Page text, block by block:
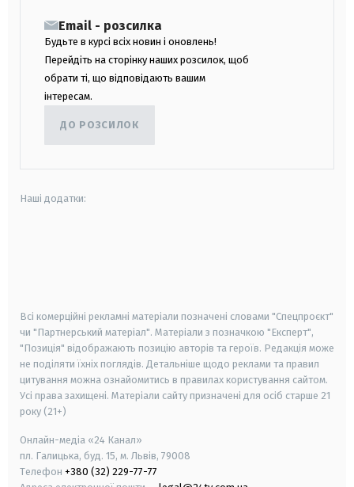
Email - розсилка
Будьте в курсі всіх новин і оновлень!
Перейдіть на сторінку наших розсилок, щоб
обрати ті, що відповідають вашим
інтересам.
ДО РОЗСИЛОК
Наші додатки:
Всі комерційні рекламні матеріали позначені словами "Спецпроєкт"
чи "Партнерський матеріал". Матеріали з позначкою "Експерт",
"Позиція" відображають позицію авторів та героїв. Редакція може
не поділяти їхніх поглядів. Детальніше щодо реклами та правил
цитування можна ознайомитись в правилах користування сайтом.
Усі права захищені. Матеріали сайту призначені для осіб старше 21
року (21+)
Онлайн-медіа «24 Канал»
пл. Галицька, буд. 15, м. Львів, 79008
Телефон +380 (32) 229-77-77